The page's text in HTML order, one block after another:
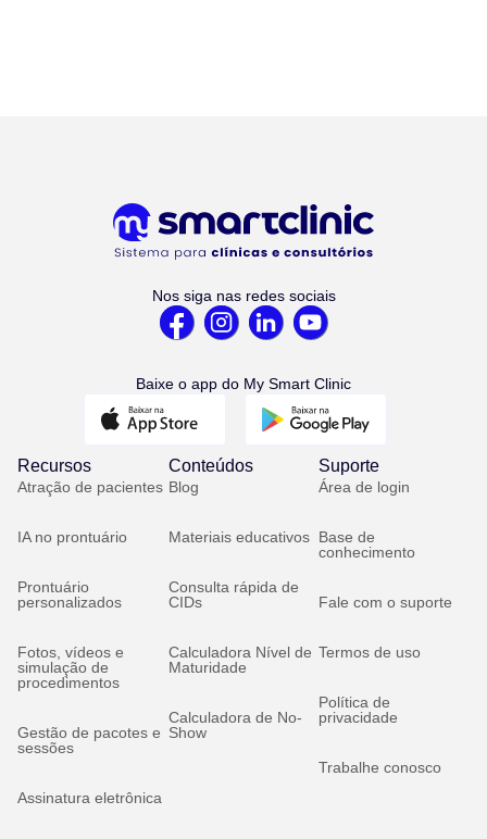
Nos siga nas redes sociais
Baixe o app do My Smart Clinic
Recursos
Atração de pacientes
IA no prontuário
Prontuário
personalizados
Fotos, vídeos e
simulação de
procedimentos
Gestão de pacotes e
sessões
Assinatura eletrônica
Conteúdos
Blog
Materiais educativos
Consulta rápida de
CIDs
Calculadora Nível de
Maturidade
Calculadora de No-
Show
Suporte
Área de login
Base de
conhecimento
Fale com o suporte
Termos de uso
Política de
privacidade
Trabalhe conosco